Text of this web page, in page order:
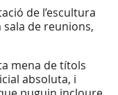
de l’escultura
sala de reunions,
mena de títols
absoluta, i